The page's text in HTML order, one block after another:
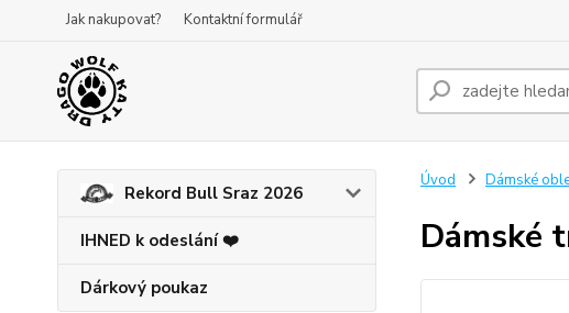
Jak nakupovat? Kontaktní formulář
Rekord Bull Sraz 2026
IHNED k odeslání ❤️
Dárkový poukaz
Úvod Dámské
Dámské